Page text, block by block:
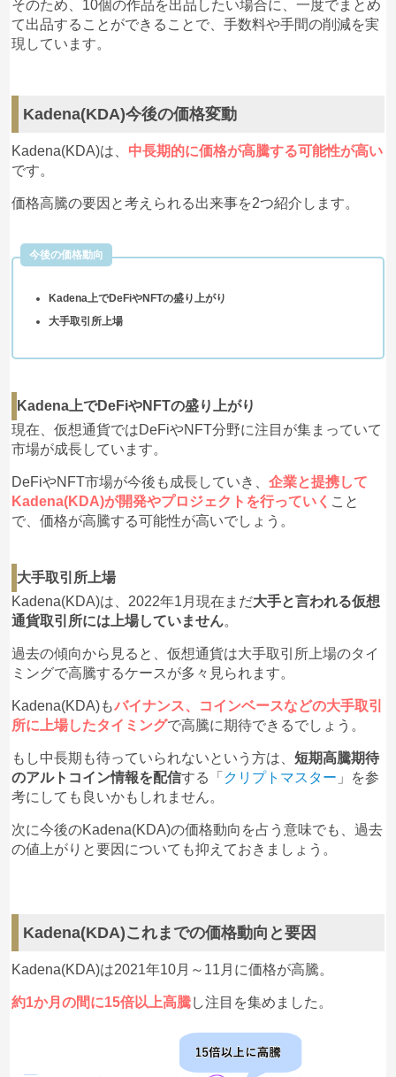
そのため、10個の作品を出品したい場合に、一度でまとめ
て出品することができることで、手数料や手間の削減を実
現しています。
Kadena(KDA)今後の価格変動
Kadena(KDA)は、 中長期的に価格が高騰する可能性が高い
です。
価格高騰の要因と考えられる出来事を2つ紹介します。
今後の価格動向
Kadena上でDeFiやNFTの盛り上がり
大手取引所上場
Kadena上でDeFiやNFTの盛り上がり
現在、仮想通貨ではDeFiやNFT分野に注目が集まっていて
市場が成長しています。
DeFiやNFT市場が今後も成長していき、企業と提携して
Kadena(KDA)が開発やプロジェクトを行っていく こと
で、価格が高騰する可能性が高いでしょう。
大手取引所上場
Kadena(KDA)は、2022年1月現在まだ大手と言われる仮想
通貨取引所には上場していません。
過去の傾向から見ると、仮想通貨は大手取引所上場のタイ
ミングで高騰するケースが多々見られます。
Kadena(KDA)もバイナンス、コインベースなどの大手取引
所に上場したタイミングで高騰に期待できるでしょう。
もし中長期も待っていられないという方は、短期高騰期待
のアルトコイン情報を配信する「 クリプトマスター 」を参
考にしても良いかもしれません。
次に今後のKadena(KDA)の価格動向を占う意味でも、過去
の値上がりと要因についても抑えておきましょう。
Kadena(KDA)これまでの価格動向と要因
Kadena(KDA)は2021年10月～11月に価格が高騰。
約1か月の間に15倍以上高騰し注目を集めました。